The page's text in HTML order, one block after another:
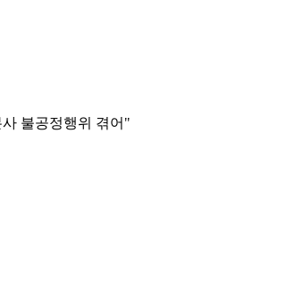
불공정행위 겪어"